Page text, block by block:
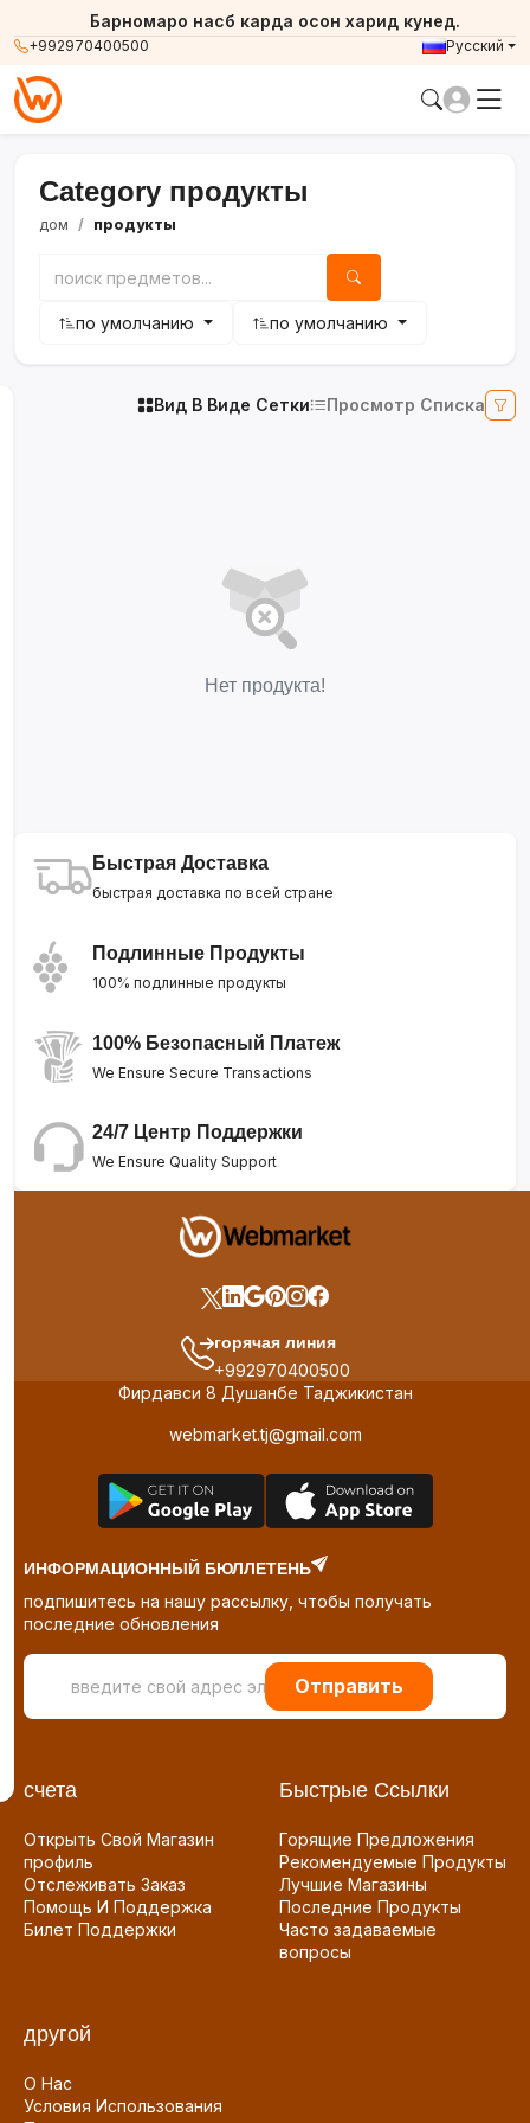
+992970400500
Барномаро насб карда осон харид кунед.
Русский
Category продукты
дом продукты
по умолчанию по умолчанию
Вид В Виде Сетки Просмотр Списка
Нет продукта!
Быстрая Доставка
быстрая доставка по всей стране
Подлинные Продукты
100% подлинные продукты
100% Безопасный Платеж
We Ensure Secure Transactions
24/7 Центр Поддержки
We Ensure Quality Support
горячая линия
+992970400500
Фирдавси 8 Душанбе Таджикистан
webmarket.tj@gmail.com
ИНФОРМАЦИОННЫЙ БЮЛЛЕТЕНЬ
подпишитесь на нашу рассылку, чтобы получать
последние обновления
Отправить
счета
Открыть Свой Магазин
профиль
Отслеживать Заказ
Помощь И Поддержка
Билет Поддержки
Быстрые Ссылки
Горящие Предложения
Рекомендуемые Продукты
Лучшие Магазины
Последние Продукты
Часто задаваемые
вопросы
другой
О Нас
Условия Использования